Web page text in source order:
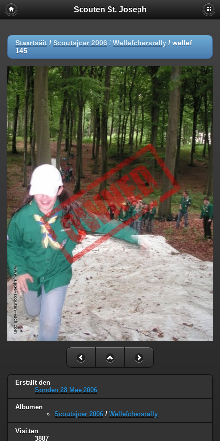
Scouten St. Joseph
Staartsäit / Scoutsjoer 2006 / Wellefchersrally / wellef
145
Erstallt den
Sonden 28 Mee 2006
Albumen
Scoutsjoer 2006 / Wellefchersrally
Visitten
3887